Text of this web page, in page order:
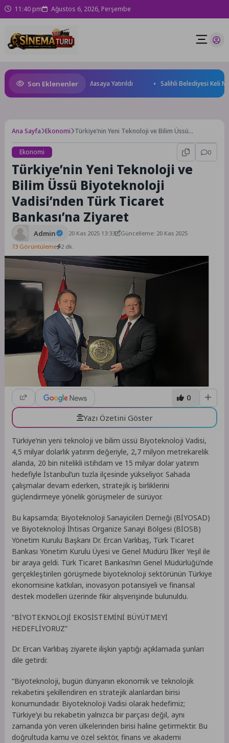
11:40 pm Ağustos 6, 2026, Perşembe
Son Eklenenler
ve Yatırım Potansiyeli Masaya Yatırıldı Salihli Belediyesi Keli
Ana Sayfa Ekonomi Türkiye’nin Yeni Teknoloji ve Bilim Üssü
Ekonomi 0
Türkiye’nin Yeni Teknoloji ve
Bilim Üssü Biyoteknoloji
Vadisi’nden Türk Ticaret
Bankası’na Ziyaret
Admin 20 Kas 2025 13:33
Güncelleme: 20 Kas 2025
73 Görüntüleme 2 dk.
0
Yazı Özetini Göster
Türkiye’nin yeni teknoloji ve bilim üssü Biyoteknoloji Vadisi,
4,5 milyar dolarlık yatırım değeriyle, 2,7 milyon metrekarelik
alanda, 20 bin nitelikli istihdam ve 15 milyar dolar yatırım
hedefiyle İstanbul’un tuzla ilçesinde yükseliyor. Sahada
çalışmalar devam ederken, stratejik iş birliklerini
güçlendirmeye yönelik görüşmeler de sürüyor.
Bu kapsamda; Biyoteknoloji Sanayicileri Derneği (BİYOSAD)
ve Biyoteknoloji İhtisas Organize Sanayi Bölgesi (BİOSB)
Yönetim Kurulu Başkanı Dr. Ercan Varlıbaş, Türk Ticaret
Bankası Yönetim Kurulu Üyesi ve Genel Müdürü İlker Yeşil ile
bir araya geldi. Türk Ticaret Bankası’nın Genel Müdürlüğü’nde
gerçekleştirilen görüşmede biyoteknoloji sektörünün Türkiye
ekonomisine katkıları, inovasyon potansiyeli ve finansal
destek modelleri üzerinde fikir alışverişinde bulunuldu.
“BİYOTEKNOLOJİ EKOSİSTEMİNİ BÜYÜTMEYİ
HEDEFLİYORUZ”
Dr. Ercan Varlıbaş ziyarete ilişkin yaptığı açıklamada şunları
dile getirdi:
“Biyoteknoloji, bugün dünyanın ekonomik ve teknolojik
rekabetini şekillendiren en stratejik alanlardan birisi
konumundadır. Biyoteknoloji Vadisi olarak hedefimiz;
Türkiye’yi bu rekabetin yalnızca bir parçası değil, aynı
zamanda yön veren ülkelerinden birisi haline getirmektir. Bu
doğrultuda kamu ve özel sektör, finans ve akademi